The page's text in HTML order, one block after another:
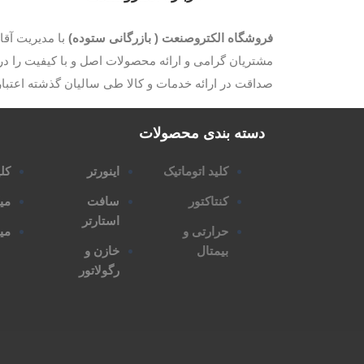
فروشگاه الکتروصنعت ( بازرگانی ستوده)
مشتریان گرامی و ارائه محصولات اصل و با کیفیت را
صداقت در ارائه خدمات و کالا طی سالیان گذشته
دسته بندی محصولات
کلید اتوماتیک
کنتاکتور
حرارتی و
بیمتال
اینورتر
سافت
استارتر
خازن و
رگولاتور